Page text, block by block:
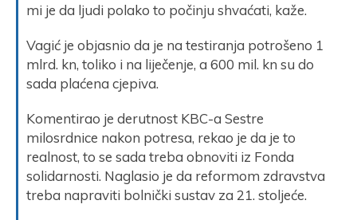
mi je da ljudi polako to počinju shvaćati, kaže.
Vagić je objasnio da je na testiranja potrošeno 1
mlrd. kn, toliko i na liječenje, a 600 mil. kn su do
sada plaćena cjepiva.
Komentirao je derutnost KBC-a Sestre
milosrdnice nakon potresa, rekao je da je to
realnost, to se sada treba obnoviti iz Fonda
solidarnosti. Naglasio je da reformom zdravstva
treba napraviti bolnički sustav za 21. stoljeće.